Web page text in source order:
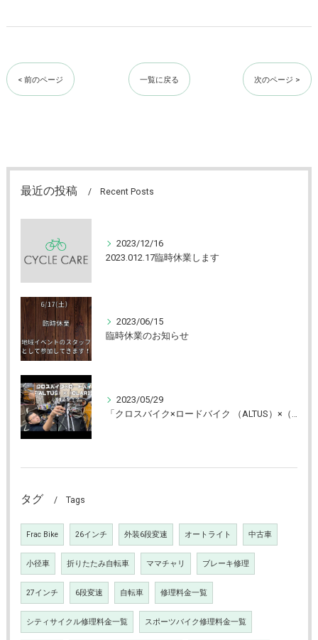
< 前のページ 一覧に戻る 次のページ >
最近の投稿 Recent Posts
2023/12/16
2023.012.17臨時休業します
2023/06/15
臨時休業のお知らせ
2023/05/29
「クロスバイク×ロードバイク （ALTUS）×（CLARIS） いけるか⁉」YouTube更新しました！【京都 自転車 CYCLE CARE】
タグ Tags
Frac Bike 26インチ 外装6段変速 オートライト 中古車
小径車 折りたたみ自転車 ママチャリ ブレーキ修理
27インチ 6段変速 自転車 修理料金一覧
シティサイクル修理料金一覧 スポーツバイク修理料金一覧